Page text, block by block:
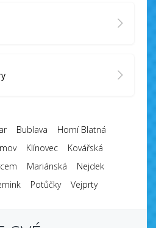
Bublava
Horní Blatná
Klínovec
Kovářská
Mariánská
Nejdek
Potůčky Vejprty